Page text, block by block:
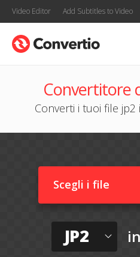
Video Editor Add Subtitles to Video
Convertitore
Converti i tuoi file jp2
Scegli i file
JP2 in